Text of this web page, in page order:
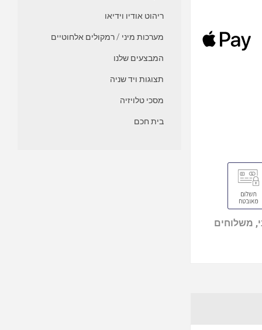
משלוחים
ריהוט אודיו וידיאו
מערכות מיני / רמקולים אלחוטיים
המבצעים שלנו
תצוגות ויד שניה
מסכי טלויזיה
בית חכם